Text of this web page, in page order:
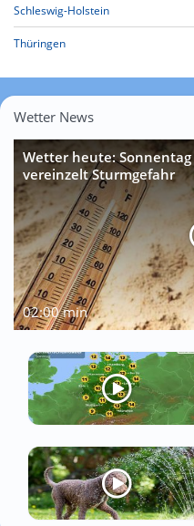
Schleswig-Holstein
Thüringen
Wetter News
Wetter heute: Sonnentag
vereinzelt Sturmgefahr
02:00 min